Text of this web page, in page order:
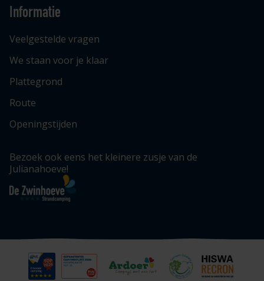
Informatie
Veelgestelde vragen
We staan voor je klaar
Plattegrond
Route
Openingstijden
Bezoek ook eens het kleinere zusje van de
Julianahoeve!